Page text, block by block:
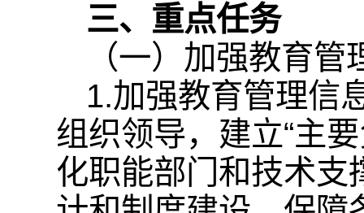
三、重点任务
（一）加强教育
1.加强教育管理信
组织领导，建立“主
化职能部门和技术支